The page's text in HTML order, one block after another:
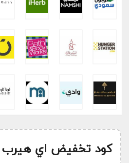
كود تخفيض اي هيرب